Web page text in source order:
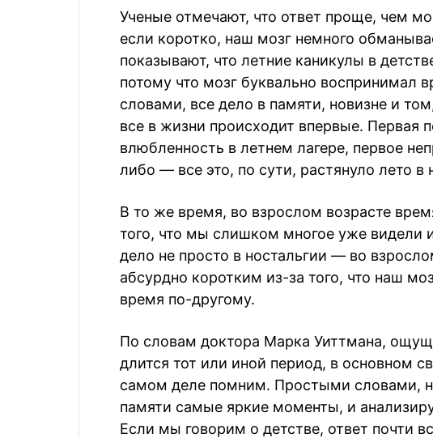
Ученые отмечают, что ответ проще, чем
если коротко, наш мозг немного
показывают, что летние каникулы в
потому что мозг буквально воспринимал
словами, все дело в памяти, новизне и
все в жизни происходит впервые. Первая
влюбленность в летнем лагере, первое
либо — все это, по сути, растянуло лето в
В то же время, во взрослом возрасте
того, что мы слишком многое уже видели
дело не просто в ностальгии — во
абсурдно коротким из-за того, что наш
время по-другому.
По словам доктора Марка Уиттмана,
длится тот или иной период, в основном
самом деле помним. Простыми словами,
памяти самые яркие моменты, и
Если мы говорим о детстве, ответ почти